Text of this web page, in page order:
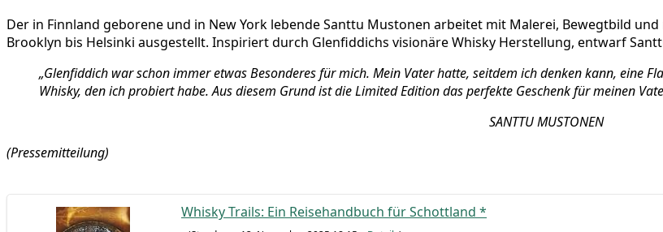
Der in Finn­land gebo­re­ne und in New York leben­de Sant­tu Mus­to­nen arbei­tet mit Male­rei, Bewegt­bild
Brook­lyn bis Hel­sin­ki aus­ge­stellt. Inspi­riert durch Glen­fid­dichs visio­nä­re Whis­ky Her­stel­lung, ent­warf
„Glen­fid­dich war schon immer etwas Beson­de­res für mich. Mein Vater hat­te, seit­dem ich den­ken kann, eine
Whis­ky, den ich pro­biert habe. Aus die­sem Grund ist die Limi­t­ed Edi­ti­on das per­fek­te Geschenk für mei­nen
SANTTU MUSTONEN
(Pres­se­mit­tei­lung)
Whis­ky Trails: Ein Rei­se­hand­buch für Schott­land *